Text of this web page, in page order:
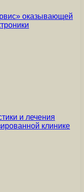
оказывающей
и лечения
клинике